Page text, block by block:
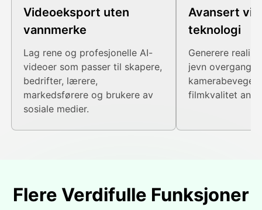
Videoeksport uten
vannmerke
Lag rene og profesjonelle AI-
videoer som passer til skapere,
bedrifter, lærere,
markedsførere og brukere av
sosiale medier.
Avansert
teknologi
Generere
jevn overgang,
filmkvalitet
Flere Verdifulle Funksjoner